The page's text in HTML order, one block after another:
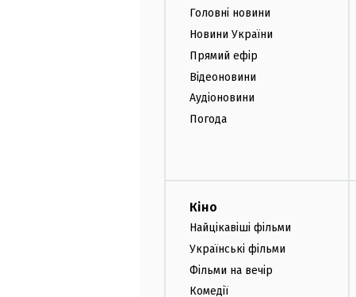
Головні новини
Новини України
Прямий ефір
Відеоновини
Аудіоновини
Погода
Кіно
Найцікавіші фільми
Українські фільми
Фільми на вечір
Комедії